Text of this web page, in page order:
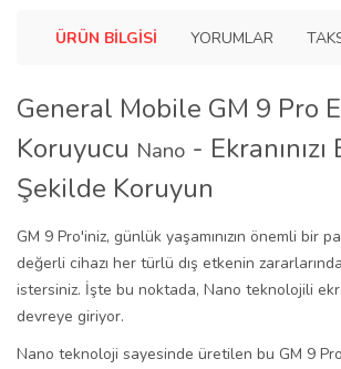
ÜRÜN BILGISI YORUMLAR
General Mobile GM 9 Pro
Koruyucu Nano - Ekranınızı
Şekilde Koruyun
GM 9 Pro'iniz, günlük yaşamınızın önemli bir
değerli cihazı her türlü dış etkenin
istersiniz. İşte bu noktada, Nano teknolojili
devreye giriyor.
Nano teknoloji sayesinde üretilen bu GM 9